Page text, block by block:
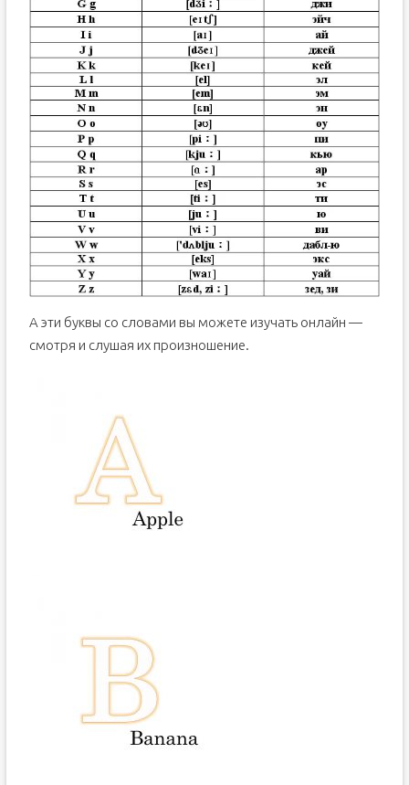
А эти буквы со словами вы можете изучать онлайн —
смотря и слушая их произношение.